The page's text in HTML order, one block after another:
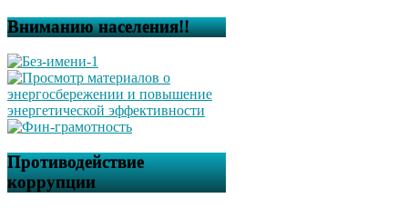
Вниманию населения!!
Противодействие
коррупции